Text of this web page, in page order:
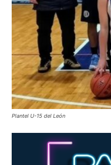
Plantel U-15 del León